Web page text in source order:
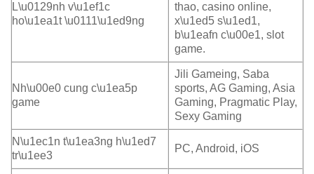
L\u0129nh v\u1ef1c
ho\u1ea1t \u0111\u1ed9ng
thao, casino online,
x\u1ed5 s\u1ed1,
b\u1eafn c\u00e1, slot
game.
Nh\u00e0 cung c\u1ea5p
game
Jili Gameing, Saba
sports, AG Gaming, Asia
Gaming, Pragmatic Play,
Sexy Gaming
N\u1ec1n t\u1ea3ng h\u1ed7
tr\u1ee3
PC, Android, iOS